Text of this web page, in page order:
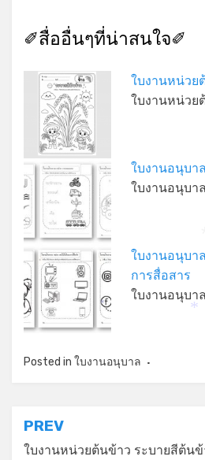
✐สื่ออื่นๆที่น่าสนใจ✐
ใบงานหน่วย
ใบงานหน่วย
ใบงานอนุบา
ใบงานอนุบา
ใบงานอนุบา
การสื่อสาร
ใบงานอนุบา
Posted in ใบงานอนุบาล
แนะแนว
PREV
ใบงานหน่วยต้นข้าว ระบายสีต้นข้
*
*